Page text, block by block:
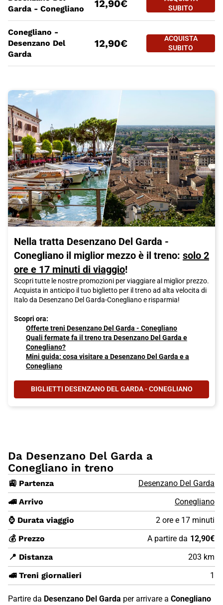
Garda - Conegliano
12,90€
SUBITODESENZANO
Conegliano -
Desenzano Del
Garda
12,90€
ACQUISTA
SUBITO
Nella tratta Desenzano Del Garda -
Conegliano il miglior mezzo è il treno: solo 2
ore e 17 minuti di viaggio!
Scopri tutte le nostre promozioni per viaggiare al miglior prezzo.
Acquista in anticipo il tuo biglietto per il treno ad alta velocita di
Italo da Desenzano Del Garda-Conegliano e risparmia!
Scopri ora:
Offerte treni Desenzano Del Garda - Conegliano
Quali fermate fa il treno tra Desenzano Del Garda e
Conegliano?
Mini guida: cosa visitare a Desenzano Del Garda e a
Conegliano
BIGLIETTI DESENZANO DEL GARDA - CONEGLIANO
Da Desenzano Del Garda a
Conegliano in treno
🚉 Partenza
Desenzano Del Garda
🚄 Arrivo
Conegliano
⌚ Durata viaggio
2 ore e 17 minuti
💰 Prezzo
A partire da 12,90€
📍 Distanza
203 km
🚅 Treni giornalieri
1
Partire da Desenzano Del Garda per arrivare a Conegliano